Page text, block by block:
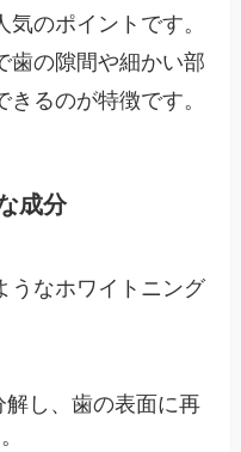
のポイントです。
歯の隙間や細かい部
るのが特徴です。
成分
うなホワイトニング
解し、歯の表面に再